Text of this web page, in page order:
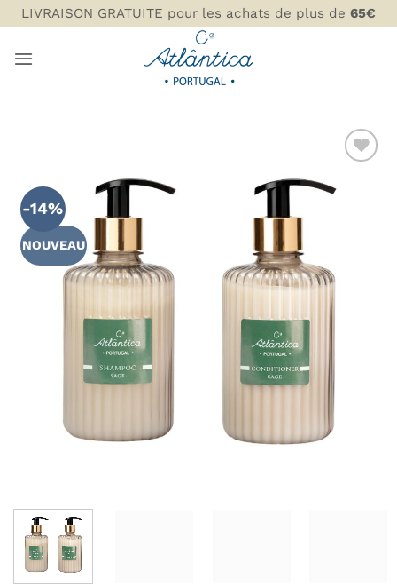
Passer
au
contenu
LIVRAISON GRATUITE pour les achats de plus de 65€
-14%
NOUVEAU
AJOUTER
À MA
LISTE DE